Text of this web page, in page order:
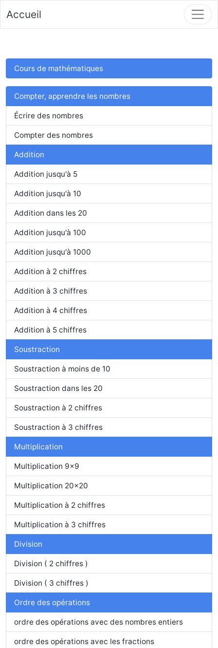
Accueil
Cours de mathématiques
Compter, apprendre les nombres
Écrire des nombres
Compter des nombres
Addition
Addition jusqu'à 5
Addition jusqu'à 10
Addition dans les 20
Addition jusqu'à 100
Addition jusqu'à 1000
Addition à 2 chiffres
Addition à 3 chiffres
Addition à 4 chiffres
Addition à 5 chiffres
Soustraction
Soustraction à moins de 10
Soustraction dans les 20
Soustraction à 2 chiffres
Soustraction à 3 chiffres
Multiplication
Multiplication 9x9
Multiplication 20x20
Multiplication à 2 chiffres
Multiplication à 3 chiffres
Division
Division ( 2 chiffres )
Division ( 3 chiffres )
Ordre des opérations
ordre des opérations avec des nombres entiers
ordre des opérations avec les fractions